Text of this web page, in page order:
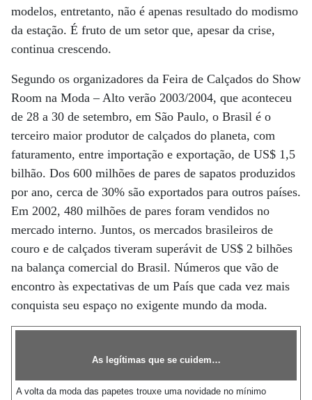
modelos, entretanto, não é apenas resultado do modismo
da estação. É fruto de um setor que, apesar da crise,
continua crescendo.
Segundo os organizadores da Feira de Calçados do Show
Room na Moda – Alto verão 2003/2004, que aconteceu
de 28 a 30 de setembro, em São Paulo, o Brasil é o
terceiro maior produtor de calçados do planeta, com
faturamento, entre importação e exportação, de US$ 1,5
bilhão. Dos 600 milhões de pares de sapatos produzidos
por ano, cerca de 30% são exportados para outros países.
Em 2002, 480 milhões de pares foram vendidos no
mercado interno. Juntos, os mercados brasileiros de
couro e de calçados tiveram superávit de US$ 2 bilhões
na balança comercial do Brasil. Números que vão de
encontro às expectativas de um País que cada vez mais
conquista seu espaço no exigente mundo da moda.
As legítimas que se cuidem…
A volta da moda das papetes trouxe uma novidade no mínimo